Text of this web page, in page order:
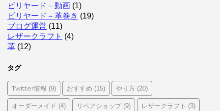
ビリヤード－動画 (1)
ビリヤード－革巻き (19)
ブログ運営 (11)
レザークラフト (4)
革 (12)
タグ
Twitter情報 (9) おすすめ (15) やり方 (20)
オーダーメイド (4) リペアショップ(9) レザークラフト (3)